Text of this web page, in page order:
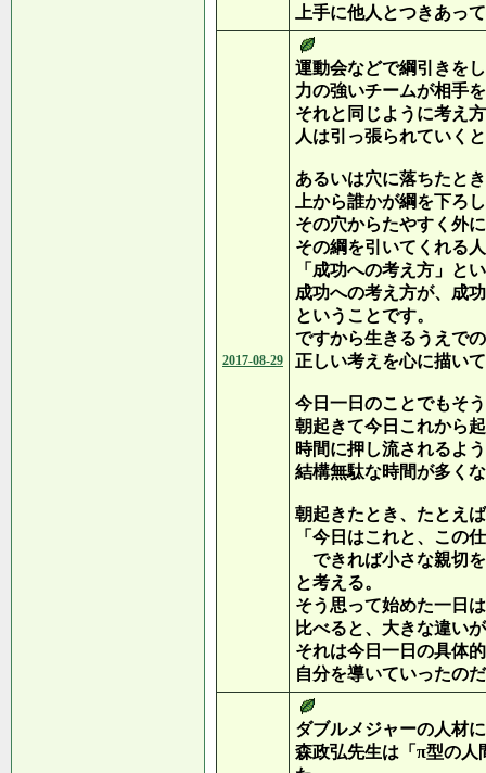
上手に他人とつきあっ
2017-08-29
運動会などで綱引きを
力の強いチームが相手
それと同じように考え
人は引っ張られていく
あるいは穴に落ちたと
上から誰かが綱を下ろ
その穴からたやすく外
その綱を引いてくれる
「成功への考え方」と
成功への考え方が、成
ということです。
ですから生きるうえで
正しい考えを心に描い
今日一日のことでもそ
朝起きて今日これから
時間に押し流されるよ
結構無駄な時間が多く
朝起きたとき、たとえば
「今日はこれと、この
できれば小さな親切
と考える。
そう思って始めた一日
比べると、大きな違い
それは今日一日の具体
自分を導いていったの
ダブルメジャーの人材
森政弘先生は「π型の人